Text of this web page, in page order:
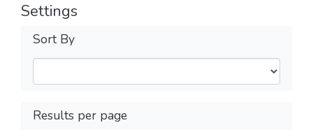
Settings
Sort By
Results per page